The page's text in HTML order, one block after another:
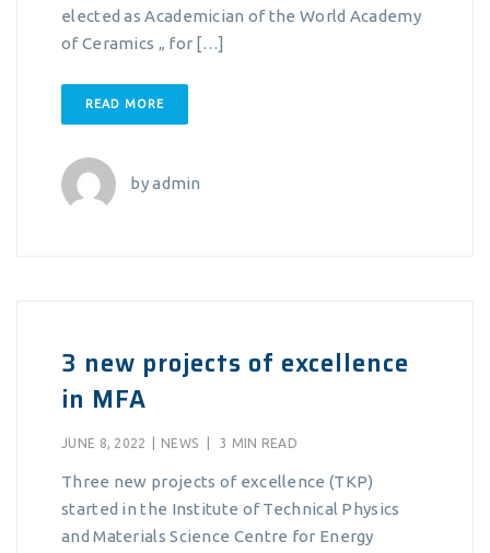
elected as Academician of the World Academy
of Ceramics „ for […]
READ MORE
byadmin
3 new projects of excellence
in MFA
JUNE 8, 2022 NEWS 3 MIN READ
Three new projects of excellence (TKP)
started in the Institute of Technical Physics
and Materials Science Centre for Energy